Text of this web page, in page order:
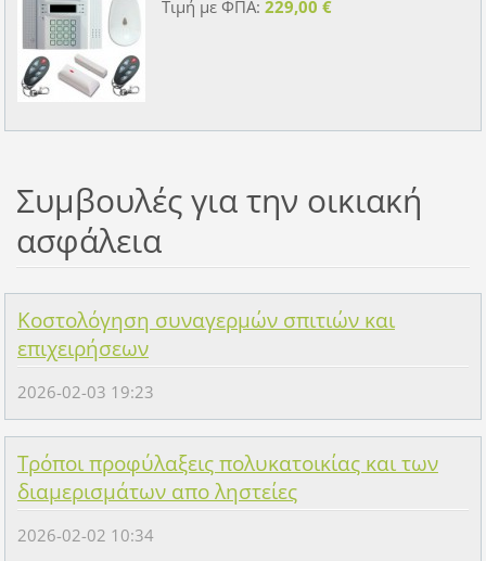
Τιμή με ΦΠΑ: 229,00 €
Συμβουλές για την οικιακή
ασφάλεια
Κοστολόγηση συναγερμών σπιτιών και
επιχειρήσεων
2026-02-03 19:23
Τρόποι προφύλαξεις πολυκατοικίας και των
διαμερισμάτων απο ληστείες
2026-02-02 10:34